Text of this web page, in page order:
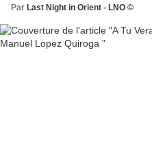
Par Last Night in Orient - LNO ©